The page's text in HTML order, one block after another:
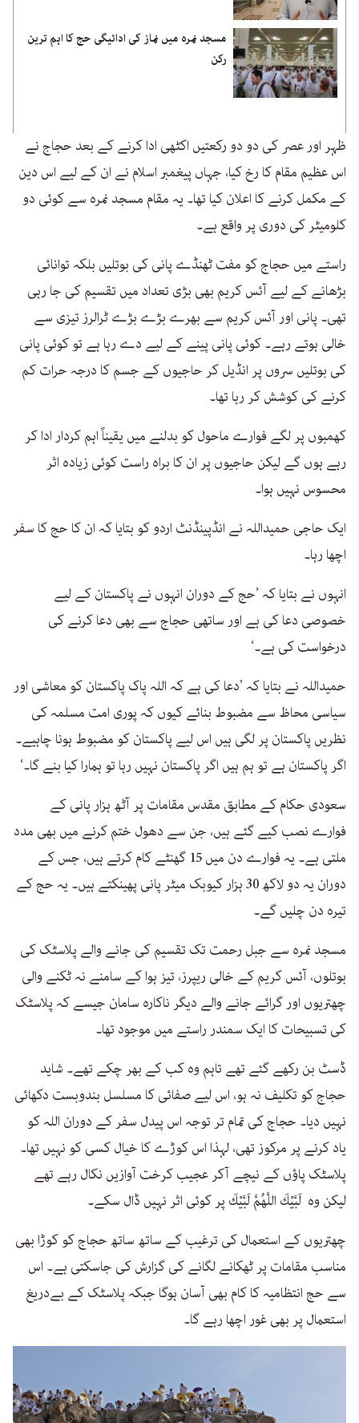
مسجد نمرہ میں نماز کی ادائیگی حج کا اہم ترین
رکن
ظہر اور عصر کی دو دو رکعتیں اکٹھی ادا کرنے کے بعد حجاج نے
اس عظیم مقام کا رخ کیا، جہاں پیغمبر اسلام نے ان کے لیے اس دین
کے مکمل کرنے کا اعلان کیا تھا۔ یہ مقام مسجد نمرہ سے کوئی دو
کلومیٹر کی دوری پر واقع ہے۔
راستے میں حجاج کو مفت ٹھنڈے پانی کی بوتلیں بلکہ توانائی
بڑھانے کے لیے آئس کریم بھی بڑی تعداد میں تقسیم کی جا رہی
تھی۔ پانی اور آئس کریم سے بھرے بڑے بڑے ٹرالرز تیزی سے
خالی ہوتے رہے۔ کوئی پانی پینے کے لیے دے رہا ہے تو کوئی پانی
کی بوتلیں سروں پر انڈیل کر حاجیوں کے جسم کا درجہ حرات کم
کرنے کی کوشش کر رہا تھا۔
کھمبوں پر لگے فوارے ماحول کو بدلنے میں یقیناً اہم کردار ادا کر
رہے ہوں گے لیکن حاجیوں پر ان کا براہ راست کوئی زیادہ اثر
محسوس نہیں ہوا۔
ایک حاجی حمیداللہ نے انڈپینڈنٹ اردو کو بتایا کہ ان کا حج کا سفر
اچھا رہا۔
انہوں نے بتایا کہ ’حج کے دوران انہوں نے پاکستان کے لیے
خصوصی دعا کی ہے اور ساتھی حجاج سے بھی دعا کرنے کی
درخواست کی ہے۔‘
حمیداللہ نے بتایا کہ ’دعا کی ہے کہ اللہ پاک پاکستان کو معاشی اور
سیاسی محاظ سے مضبوط بنائے کیوں کہ پوری امت مسلمہ کی
نظریں پاکستان پر لگی ہیں اس لیے پاکستان کو مضبوط ہونا چاہیے۔
اگر پاکستان ہے تو ہم ہیں اگر پاکستان نہیں رہا تو ہمارا کیا بنے گا۔‘
سعودی حکام کے مطابق مقدس مقامات پر آٹھ ہزار پانی کے
فوارے نصب کیے گئے ہیں، جن سے دھول ختم کرنے میں بھی مدد
ملتی ہے۔ یہ فوارے دن میں 15 گھنٹے کام کرتے ہیں، جس کے
دوران یہ دو لاکھ 30 ہزار کیوبک میٹر پانی پھینکتے ہیں۔ یہ حج کے
تیرہ دن چلیں گے۔
مسجد نمرہ سے جبل رحمت تک تقسیم کی جانے والے پلاسٹک کی
بوتلوں، آئس کریم کے خالی ریپرز، تیز ہوا کے سامنے نہ ٹکنے والی
چھتریوں اور گرائے جانے والے دیگر ناکارہ سامان جیسے کہ پلاسٹک
کی تسبیحات کا ایک سمندر راستے میں موجود تھا۔
ڈسٹ بن رکھے گئے تھے تاہم وہ کب کے بھر چکے تھے۔ شاید
حجاج کو تکلیف نہ ہو، اس لیے صفائی کا مسلسل بندوبست دکھائی
نہیں دیا۔ حجاج کی تمام تر توجہ اس پیدل سفر کے دوران اللہ کو
یاد کرنے پر مرکوز تھی، لہذا اس کوڑے کا خیال کسی کو نہیں تھا۔
پلاسٹک پاؤں کے نیچے آکر عجیب کرخت آوازیں نکال رہے تھے
لیکن وہ لَبَّيْكَ اللَّهُمَّ لَبَّيْكَ پر کوئی اثر نہیں ڈال سکے۔
چھتریوں کے استعمال کی ترغیب کے ساتھ ساتھ حجاج کو کوڑا بھی
مناسب مقامات پر ٹھکانے لگانے کی گزارش کی جاسکتی ہے۔ اس
سے حج انتظامیہ کا کام بھی آسان ہوگا جبکہ پلاسٹک کے بےدریغ
استعمال پر بھی غور اچھا رہے گا۔